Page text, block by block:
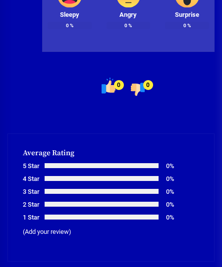
Sleepy
0%
Angry
0%
Surprise
0%
0 0
Average Rating
5 Star
0%
4 Star
0%
3 Star
0%
2 Star
0%
1 Star
0%
(Add your review)